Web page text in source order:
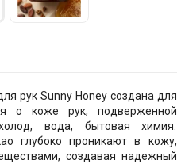
рук Sunny Honey создана для
о коже рук, подверженной
вода, бытовая химия.
глубоко проникают в кожу,
создавая надежный